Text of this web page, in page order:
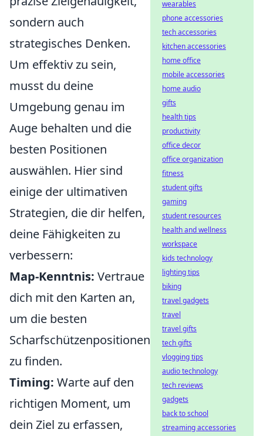
sondern auch
strategisches Denken.
Um effektiv zu sein,
musst du deine
Umgebung genau im
Auge behalten und die
besten Positionen
auswählen. Hier sind
einige der ultimativen
Strategien, die dir helfen,
deine Fähigkeiten zu
verbessern:
Map-Kenntnis: Vertraue
dich mit den Karten an,
um die besten
Scharfschützenpositionen
zu finden.
Timing: Warte auf den
richtigen Moment, um
dein Ziel zu erfassen,
wearables
phone accessories
tech accessories
kitchen accessories
home office
mobile accessories
home audio
gifts
health tips
productivity
office decor
office organization
fitness
student gifts
gaming
student resources
health and wellness
workspace
kids technology
lighting tips
biking
travel gadgets
travel
travel gifts
tech gifts
vlogging tips
audio technology
tech reviews
gadgets
back to school
streaming accessories